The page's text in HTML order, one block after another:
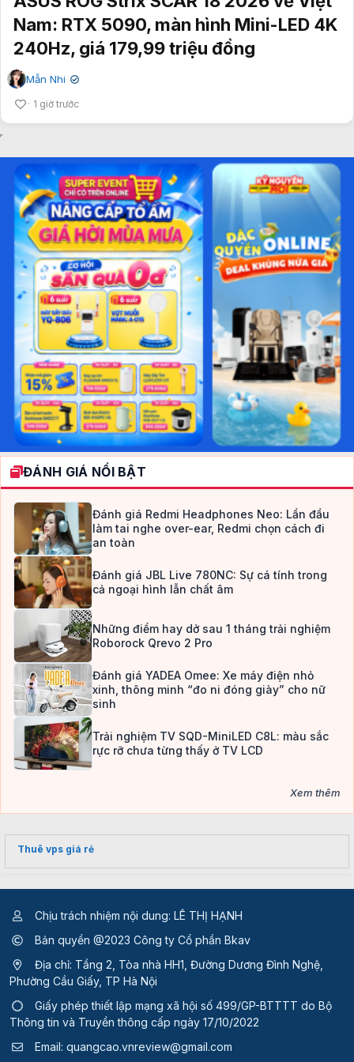
Nam: RTX 5090, màn hình Mini-LED 4K
240Hz, giá 179,99 triệu đồng
Mẫn Nhi ✔
1 giờ trước
ĐÁNH GIÁ NỔI BẬT
Đánh giá Redmi Headphones Neo: Lần đầu
làm tai nghe over-ear, Redmi chọn cách đi
an toàn
Đánh giá JBL Live 780NC: Sự cá tính trong
cả ngoại hình lẫn chất âm
Những điểm hay dở sau 1 tháng trải nghiệm
Roborock Qrevo 2 Pro
Đánh giá YADEA Omee: Xe máy điện nhỏ
xinh, thông minh “đo ni đóng giày” cho nữ
sinh
Trải nghiệm TV SQD-MiniLED C8L: màu sắc
rực rỡ chưa từng thấy ở TV LCD
Xem thêm
Thuê vps giá rẻ
Chịu trách nhiệm nội dung: LÊ THỊ HẠNH
Bản quyền @2023 Công ty Cổ phần Bkav
Địa chỉ: Tầng 2, Tòa nhà HH1, Đường Dương Đình Nghệ,
Phường Cầu Giấy, TP Hà Nội
Giấy phép thiết lập mạng xã hội số 499/GP-BTTTT do Bộ
Thông tin và Truyền thông cấp ngày 17/10/2022
Email: quangcao.vnreview@gmail.com